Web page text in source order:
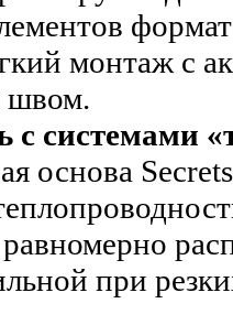
монтаж с
швом.
с системами
основа
при